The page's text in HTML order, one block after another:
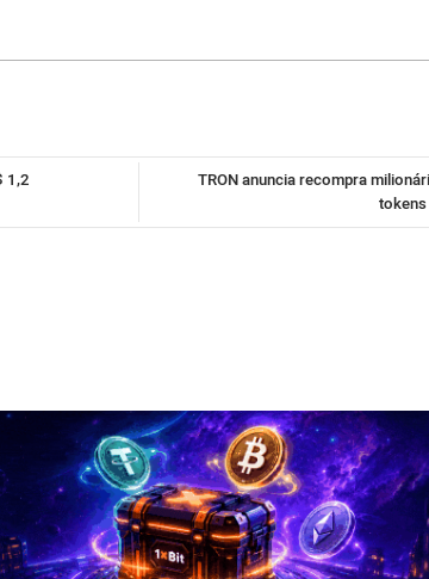
TRON anuncia recompra
tokens
1,2